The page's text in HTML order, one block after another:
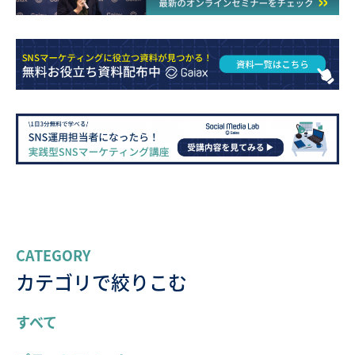
CATEGORY
カテゴリで絞りこむ
すべて